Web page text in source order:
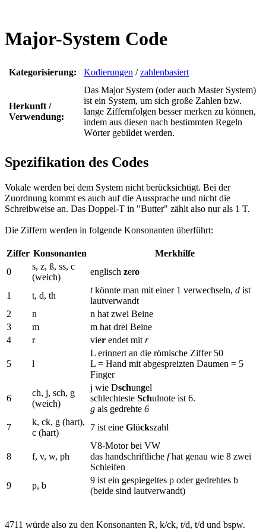
Major-System Code
Kategorisierung: Kodierungen /zahlenbasiert
Herkunft /
Verwendung:
Das Major System (oder auch Master System)
ist ein System, um sich große Zahlen bzw.
lange Ziffernfolgen besser merken zu können,
indem aus diesen nach bestimmten Regeln
Wörter gebildet werden.
Spezifikation des Codes
Vokale werden bei dem System nicht berücksichtigt. Bei der
Zuordnung kommt es auch auf die Aussprache und nicht die
Schreibweise an. Das Doppel-T in "Butter" zählt also nur als 1 T.
Die Ziffern werden in folgende Konsonanten überführt:
Ziffer Konsonanten
Merkhilfe
0
s, z, ß, ss, c
(weich)
englisch zero
1 t, d, th
tkönnte man mit einer 1 verwechseln, d ist
lautverwandt
2
n
n hat zwei Beine
3
m
m hat drei Beine
4
r vier endet mit r
5 l
L erinnert an die römische Ziffer 50
L = Hand mit abgespreizten Daumen = 5
Finger
6
ch, j, sch, g
(weich)
j wie Dschungel
schlechteste Schulnote ist 6.
g als gedrehte 6
7
k, ck, g (hart),
c (hart)
7 ist eine Glückszahl
8 f, v, w, ph
V8-Motor bei VW
das handschriftliche fhat genau wie 8 zwei
Schleifen
9
p, b
9 ist ein gespiegeltes p oder gedrehtes b
(beide sind lautverwandt)
4711 würde also zu den Konsonanten R, k/ck, t/d, t/d und bspw.